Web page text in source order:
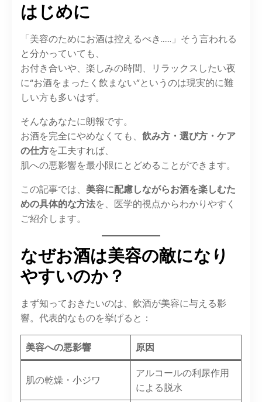
はじめに
「美容のためにお酒は控えるべき……」そう言われる
と分かっていても、
お付き合いや、楽しみの時間、リラックスしたい夜
に“お酒をまったく飲まない”というのは現実的に難
しい方も多いはず。
そんなあなたに朗報です。
お酒を完全にやめなくても、 飲み方・選び方・ケア
の仕方を工夫すれば、
肌への悪影響を最小限にとどめることができます。
この記事では、 美容に配慮しながらお酒を楽しむた
めの具体的な方法を、医学的視点からわかりやすく
ご紹介します。
なぜお酒は美容の敵になり
やすいのか？
まず知っておきたいのは、飲酒が美容に与える影
響。代表的なものを挙げると：
美容への悪影響 原因
肌の乾燥・小ジワ
アルコールの利尿作用
による脱水